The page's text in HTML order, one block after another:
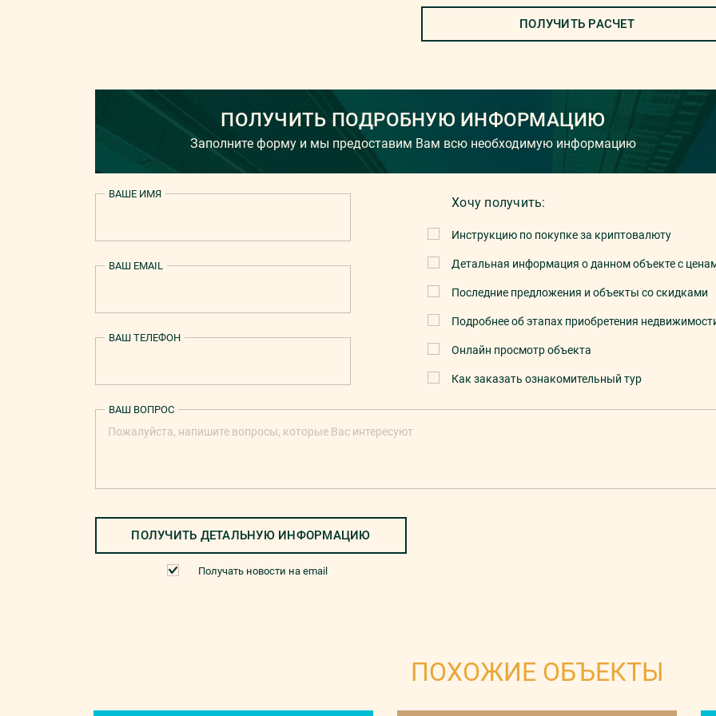
ПОЛУЧИТЬ РАСЧЕТ
ПОЛУЧИТЬ ПОДРОБНУЮ ИНФОРМАЦИЮ
Заполните форму и мы предоставим Вам всю необходимую информацию
ВАШЕ ИМЯ
ВАШ EMAIL
ВАШ ТЕЛЕФОН
Хочу получить:
Инструкцию по покупке за криптовалюту
Детальная информация о данном объекте с
Последние предложения и объекты со скидками
Подробнее об этапах приобретения
Онлайн просмотр объекта
Как заказать ознакомительный тур
ВАШ ВОПРОС
ПОЛУЧИТЬ ДЕТАЛЬНУЮ ИНФОРМАЦИЮ
Получать новости на email
ПОХОЖИЕ ОБЪЕКТЫ